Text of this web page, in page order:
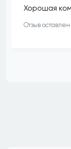
Хорошая
Отзыв оставлен